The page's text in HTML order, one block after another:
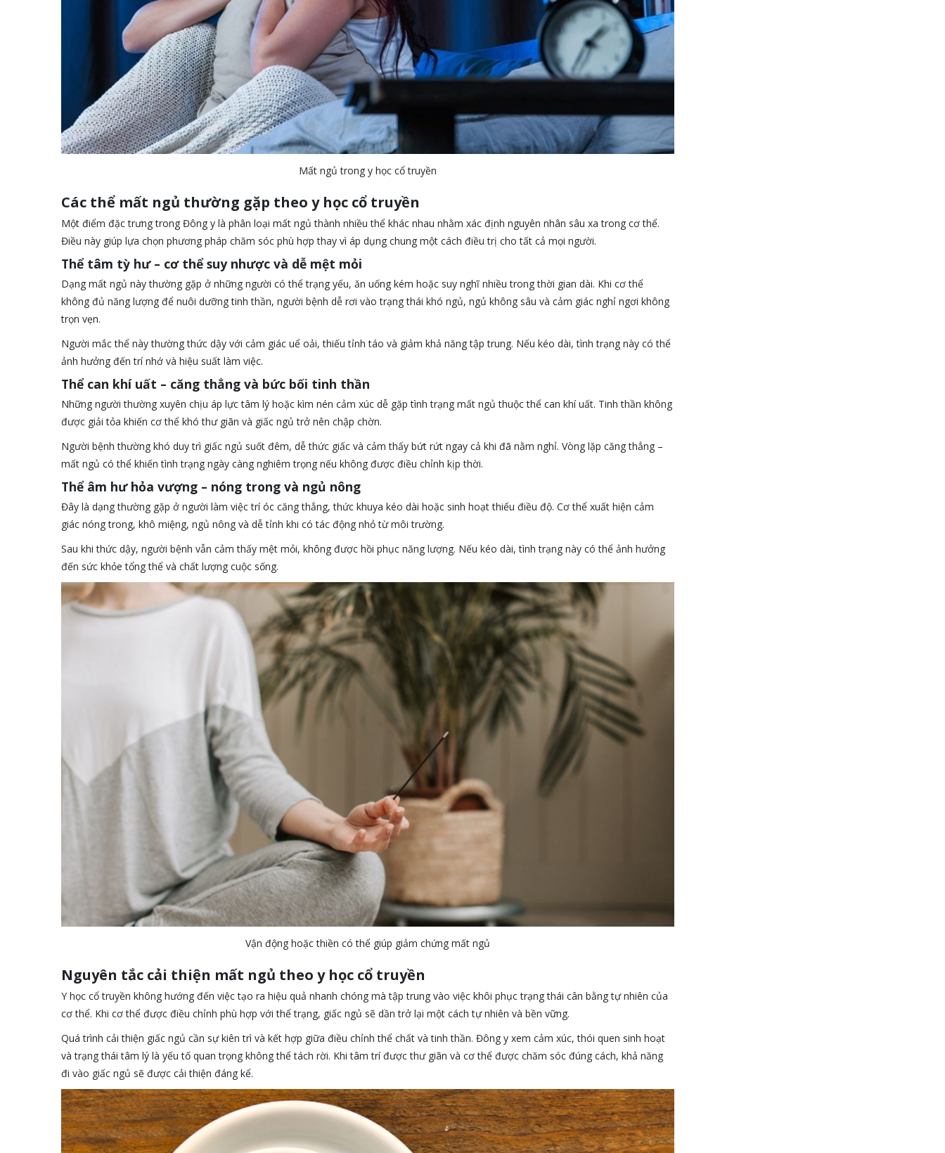
Mất ngủ trong y học cổ truyền
Các thể mất ngủ thường gặp theo y học cổ truyền
Một điểm đặc trưng trong Đông y là phân loại mất ngủ thành nhiều thể khác nhau nhằm xác định nguyên nhân sâu xa trong cơ thể.
Điều này giúp lựa chọn phương pháp chăm sóc phù hợp thay vì áp dụng chung một cách điều trị cho tất cả mọi người.
Thể tâm tỳ hư – cơ thể suy nhược và dễ mệt mỏi
Dạng mất ngủ này thường gặp ở những người có thể trạng yếu, ăn uống kém hoặc suy nghĩ nhiều trong thời gian dài. Khi cơ thể
không đủ năng lượng để nuôi dưỡng tinh thần, người bệnh dễ rơi vào trạng thái khó ngủ, ngủ không sâu và cảm giác nghỉ ngơi không
trọn vẹn.
Người mắc thể này thường thức dậy với cảm giác uể oải, thiếu tỉnh táo và giảm khả năng tập trung. Nếu kéo dài, tình trạng này có thể
ảnh hưởng đến trí nhớ và hiệu suất làm việc.
Thể can khí uất – căng thẳng và bức bối tinh thần
Những người thường xuyên chịu áp lực tâm lý hoặc kìm nén cảm xúc dễ gặp tình trạng mất ngủ thuộc thể can khí uất. Tinh thần không
được giải tỏa khiến cơ thể khó thư giãn và giấc ngủ trở nên chập chờn.
Người bệnh thường khó duy trì giấc ngủ suốt đêm, dễ thức giấc và cảm thấy bứt rứt ngay cả khi đã nằm nghỉ. Vòng lặp căng thẳng –
mất ngủ có thể khiến tình trạng ngày càng nghiêm trọng nếu không được điều chỉnh kịp thời.
Thể âm hư hỏa vượng – nóng trong và ngủ nông
Đây là dạng thường gặp ở người làm việc trí óc căng thẳng, thức khuya kéo dài hoặc sinh hoạt thiếu điều độ. Cơ thể xuất hiện cảm
giác nóng trong, khô miệng, ngủ nông và dễ tỉnh khi có tác động nhỏ từ môi trường.
Sau khi thức dậy, người bệnh vẫn cảm thấy mệt mỏi, không được hồi phục năng lượng. Nếu kéo dài, tình trạng này có thể ảnh hưởng
đến sức khỏe tổng thể và chất lượng cuộc sống.
Vận động hoặc thiền có thể giúp giảm chứng mất ngủ
Nguyên tắc cải thiện mất ngủ theo y học cổ truyền
Y học cổ truyền không hướng đến việc tạo ra hiệu quả nhanh chóng mà tập trung vào việc khôi phục trạng thái cân bằng tự nhiên của
cơ thể. Khi cơ thể được điều chỉnh phù hợp với thể trạng, giấc ngủ sẽ dần trở lại một cách tự nhiên và bền vững.
Quá trình cải thiện giấc ngủ cần sự kiên trì và kết hợp giữa điều chỉnh thể chất và tinh thần. Đông y xem cảm xúc, thói quen sinh hoạt
và trạng thái tâm lý là yếu tố quan trọng không thể tách rời. Khi tâm trí được thư giãn và cơ thể được chăm sóc đúng cách, khả năng
đi vào giấc ngủ sẽ được cải thiện đáng kể.